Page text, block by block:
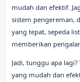
mudah dan efektif.
sistem pengereman,
yang tepat, sepeda
memberikan
Jadi, tunggu apa
yang mudah dan